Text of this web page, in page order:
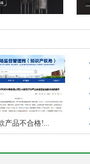
产品不合格!...